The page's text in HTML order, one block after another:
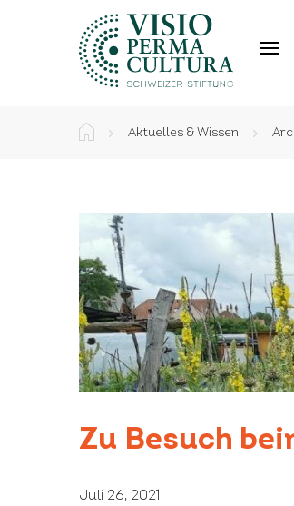
Aktuelles & Wissen
Zu Besuch
Juli 26, 2021